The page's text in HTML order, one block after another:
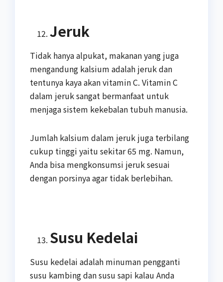
Jeruk
Tidak hanya alpukat, makanan yang juga
mengandung kalsium adalah jeruk dan
tentunya kaya akan vitamin C. Vitamin C
dalam jeruk sangat bermanfaat untuk
menjaga sistem kekebalan tubuh manusia.
Jumlah kalsium dalam jeruk juga terbilang
cukup tinggi yaitu sekitar 65 mg. Namun,
Anda bisa mengkonsumsi jeruk sesuai
dengan porsinya agar tidak berlebihan.
Susu Kedelai
Susu kedelai adalah minuman pengganti
susu kambing dan susu sapi kalau Anda